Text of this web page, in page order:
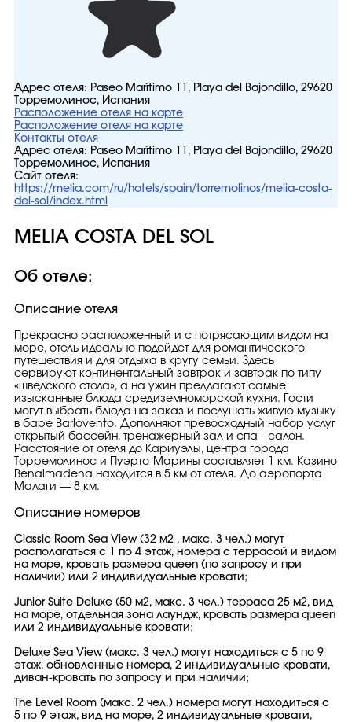
Адрес отеля: Paseo Marítimo 11, Playa del Bajondillo, 29620
Торремолинос, Испания
Расположение отеля на карте
Расположение отеля на карте
Контакты отеля
Адрес отеля: Paseo Marítimo 11, Playa del Bajondillo, 29620
Торремолинос, Испания
Сайт отеля:
https://melia.com/ru/hotels/spain/torremolinos/melia-costa-
del-sol/index.html
MELIA COSTA DEL SOL
Об отеле:
Описание отеля
Прекрасно расположенный и с потрясающим видом на
море, отель идеально подойдет для романтического
путешествия и для отдыха в кругу семьи. Здесь
сервируют континентальный завтрак и завтрак по типу
«шведского стола», а на ужин предлагают самые
изысканные блюда средиземноморской кухни. Гости
могут выбрать блюда на заказ и послушать живую музыку
в баре Barlovento. Дополняют превосходный набор услуг
открытый бассейн, тренажерный зал и спа - салон.
Расстояние от отеля до Кариуэлы, центра города
Торремолинос и Пуэрто-Марины составляет 1 км. Казино
Benalmadena находится в 5 км от отеля. До аэропорта
Малаги — 8 км.
Описание номеров
Classic Room Sea View (32 м2 , макс. 3 чел.) могут
располагаться с 1 по 4 этаж, номера с террасой и видом
на море, кровать размера queen (по запросу и при
наличии) или 2 индивидуальные кровати;
Junior Suite Deluxe (50 м2, макс. 3 чел.) терраса 25 м2, вид
на море, отдельная зона лаундж, кровать размера queen
или 2 индивидуальные кровати;
Deluxe Sea View (макс. 3 чел.) могут находиться с 5 по 9
этаж, обновленные номера, 2 индивидуальные кровати,
диван-кровать по запросу и при наличии;
The Level Room (макс. 2 чел.) номера могут находиться с
5 по 9 этаж, вид на море, 2 индивидуальные кровати,